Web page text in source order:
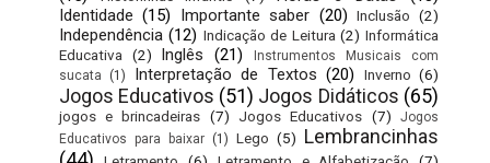
Identidade (15) Importante saber (20) Inclusão (2)
Independência (12) Indicação de Leitura (2) Informática
Educativa
(2) Inglês (21)
Instrumentos Musicais com
sucata
(1) Interpretação de Textos (20) Inverno (6)
Jogos Educativos (51) Jogos Didáticos (65)
jogos e brincadeiras (7) Jogos Educativos (7)
Jogos
Educativos para baixar (1) Lego (5) Lembrancinhas